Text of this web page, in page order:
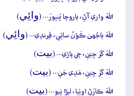
اللهَ واري آڻِ، ٻاروچا ڀَنڀورَ… (وائِي)
اللهَ ٻاجُهن ڪَؤنُ ساٿِي، ڦِرندِي… (وائِي)
اللهَ کَرَ جِيَنِ، جٖي پاڙي… (بيت)
اللهَ کَرَ جِيَنِ، مَدِي جَنِ… (بيت)
اللهَ ڪارَڻِ اوٺِيا، ليڙا نِيو… (بيت)